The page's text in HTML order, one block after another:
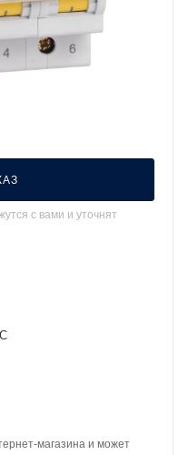
с вами и уточнят
C
магазина и может